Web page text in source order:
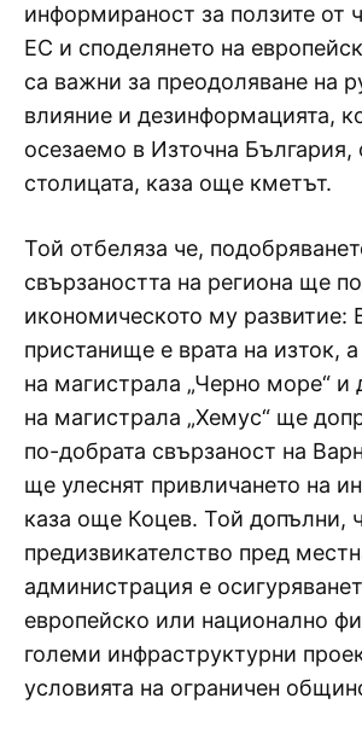
информираност за ползите от
ЕС и споделянето на
са важни за преодоляване на
влияние и дезинформацията,
осезаемо в Източна България,
столицата, каза още кметът.
Той отбеляза че,
свързаността на региона ще
икономическото му развитие:
пристанище е врата на изток,
на магистрала „Черно море“ и
на магистрала „Хемус“ ще
по-добрата свързаност на
ще улеснят привличането на
каза още Коцев. Той допълни,
предизвикателство пред
администрация е
европейско или национално
големи инфраструктурни
условията на ограничен